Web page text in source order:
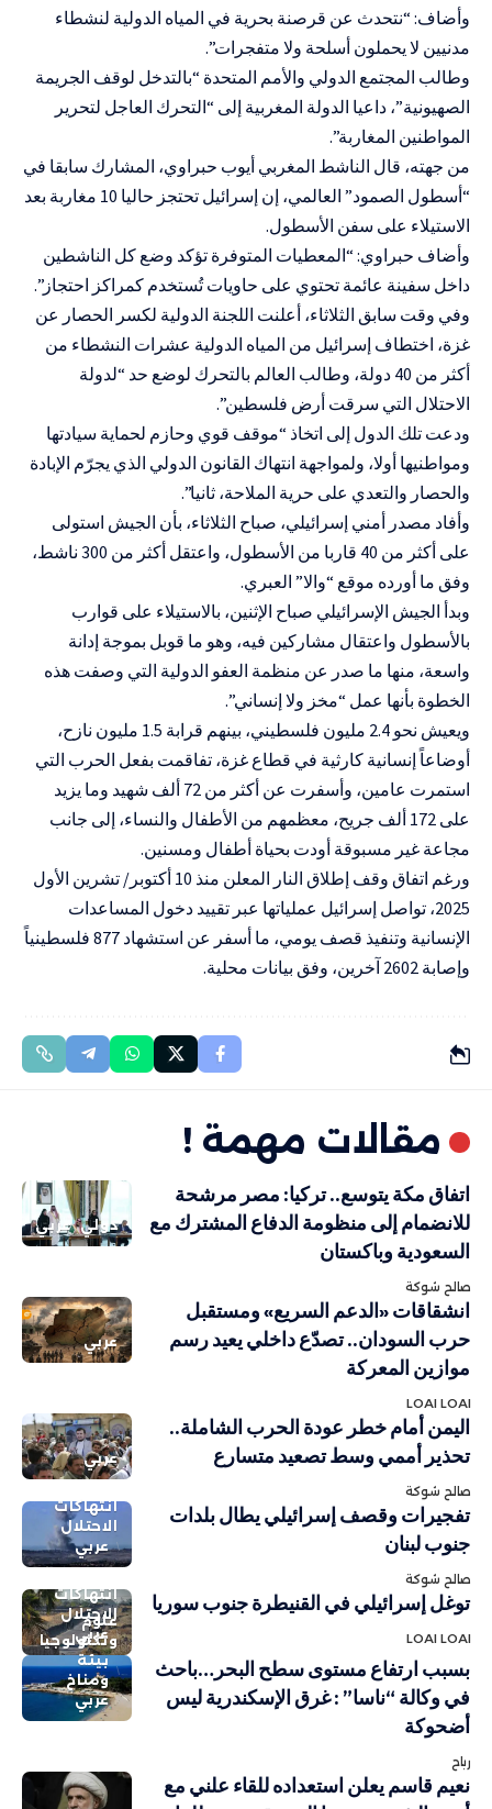
وأضاف: “نتحدث عن قرصنة بحرية في المياه الدولية لنشطاء
مدنيين لا يحملون أسلحة ولا متفجرات”.
وطالب المجتمع الدولي والأمم المتحدة “بالتدخل لوقف الجريمة
الصهيونية”، داعيا الدولة المغربية إلى “التحرك العاجل لتحرير
المواطنين المغاربة”.
من جهته، قال الناشط المغربي أيوب حبراوي، المشارك سابقا في
“أسطول الصمود” العالمي، إن إسرائيل تحتجز حاليا 10 مغاربة بعد
الاستيلاء على سفن الأسطول.
وأضاف حبراوي: “المعطيات المتوفرة تؤكد وضع كل الناشطين
داخل سفينة عائمة تحتوي على حاويات تُستخدم كمراكز احتجاز”.
وفي وقت سابق الثلاثاء، أعلنت اللجنة الدولية لكسر الحصار عن
غزة، اختطاف إسرائيل من المياه الدولية عشرات النشطاء من
أكثر من 40 دولة، وطالب العالم بالتحرك لوضع حد “لدولة
الاحتلال التي سرقت أرض فلسطين”.
ودعت تلك الدول إلى اتخاذ “موقف قوي وحازم لحماية سيادتها
ومواطنيها أولا، ولمواجهة انتهاك القانون الدولي الذي يجرّم الإبادة
والحصار والتعدي على حرية الملاحة، ثانيا”.
وأفاد مصدر أمني إسرائيلي، صباح الثلاثاء، بأن الجيش استولى
على أكثر من 40 قاربا من الأسطول، واعتقل أكثر من 300 ناشط،
وفق ما أورده موقع “والا” العبري.
وبدأ الجيش الإسرائيلي صباح الإثنين، بالاستيلاء على قوارب
بالأسطول واعتقال مشاركين فيه، وهو ما قوبل بموجة إدانة
واسعة، منها ما صدر عن منظمة العفو الدولية التي وصفت هذه
الخطوة بأنها عمل “مخز ولا إنساني”.
ويعيش نحو 2.4 مليون فلسطيني، بينهم قرابة 1.5 مليون نازح،
أوضاعاً إنسانية كارثية في قطاع غزة، تفاقمت بفعل الحرب التي
استمرت عامين، وأسفرت عن أكثر من 72 ألف شهيد وما يزيد
على 172 ألف جريح، معظمهم من الأطفال والنساء، إلى جانب
مجاعة غير مسبوقة أودت بحياة أطفال ومسنين.
ورغم اتفاق وقف إطلاق النار المعلن منذ 10 أكتوبر/ تشرين الأول
2025، تواصل إسرائيل عملياتها عبر تقييد دخول المساعدات
الإنسانية وتنفيذ قصف يومي، ما أسفر عن استشهاد 877 فلسطينياً
وإصابة 2602 آخرين، وفق بيانات محلية.
مقالات مهمة !
دولي عربي
اتفاق مكة يتوسع.. تركيا: مصر مرشحة
للانضمام إلى منظومة الدفاع المشترك مع
السعودية وباكستان
صالح شوكة
عربي
انشقاقات «الدعم السريع» ومستقبل
حرب السودان.. تصدّع داخلي يعيد رسم
موازين المعركة
LOAI LOAI
عربي
اليمن أمام خطر عودة الحرب الشاملة..
تحذير أممي وسط تصعيد متسارع
صالح شوكة
انتهاكات
الاحتلال
عربي
تفجيرات وقصف إسرائيلي يطال بلدات
جنوب لبنان
صالح شوكة
انتهاكات
الاحتلال
عربي
توغل إسرائيلي في القنيطرة جنوب سوريا
LOAI LOAI
علوم
وتكنولوجيا
بيئة
ومناخ
عربي
بسبب ارتفاع مستوى سطح البحر…باحث
في وكالة “ناسا” : غرق الإسكندرية ليس
أضحوكة
رباح
نعيم قاسم يعلن استعداده للقاء علني مع